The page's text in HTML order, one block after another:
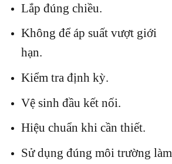
Lắp đúng chiều.
Không để áp suất vượt giới
hạn.
Kiểm tra định kỳ.
Vệ sinh đầu kết nối.
Hiệu chuẩn khi cần thiết.
Sử dụng đúng môi trường làm